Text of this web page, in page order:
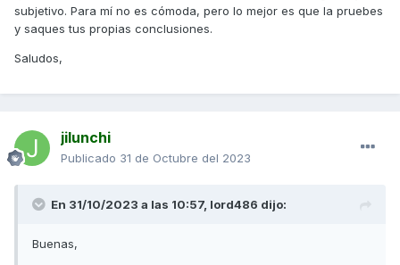
subjetivo. Para mí no es cómoda, pero lo mejor es que la pruebes
y saques tus propias conclusiones.
Saludos,
jilunchi
Publicado 31 de Octubre del 2023
En 31/10/2023 a las 10:57, lord486 dijo:
Buenas,